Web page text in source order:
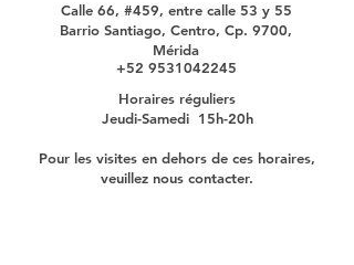
Calle 66, #459, entre calle 53 y 55
Barrio Santiago, Centro, Cp. 9700,
Mérida
+52 9531042245
Horaires réguliers
Jeudi-Samedi 15h-20h
Pour les visites en dehors de ces horaires,
veuillez nous contacter.